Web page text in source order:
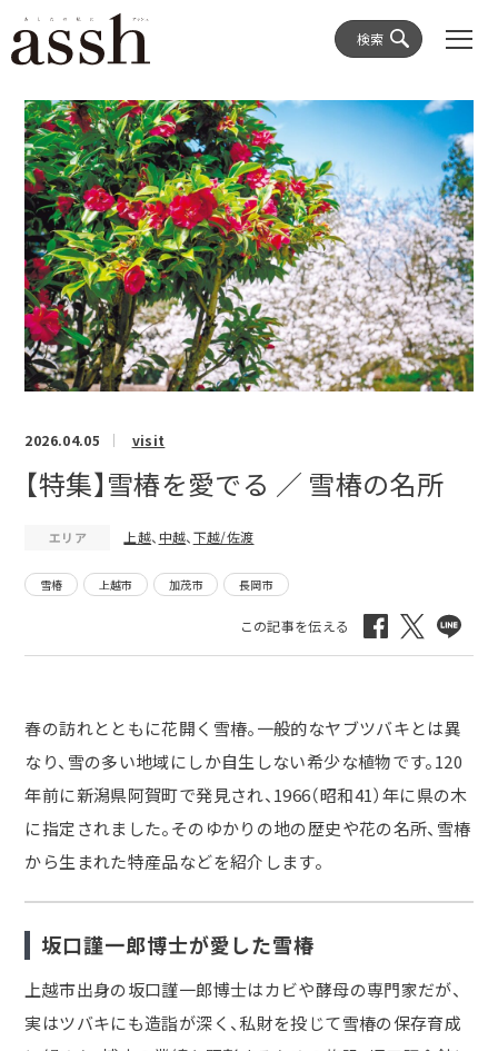
検索
2026.04.05 visit
【特集】雪椿を愛でる ／ 雪椿の名所
エリア 上越、 中越、 下越/佐渡
雪椿 上越市 加茂市 長岡市
春の訪れとともに花開く雪椿。一般的なヤブツバキとは異
なり、雪の多い地域にしか自生しない希少な植物です。120
年前に新潟県阿賀町で発見され、1966（昭和41）年に県の木
に指定されました。そのゆかりの地の歴史や花の名所、雪椿
から生まれた特産品などを紹介します。
坂口謹一郎博士が愛した雪椿
上越市出身の坂口謹一郎博士はカビや酵母の専門家だが、
実はツバキにも造詣が深く、私財を投じて雪椿の保存育成